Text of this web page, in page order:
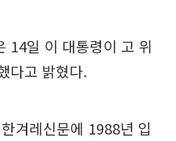
14일 이 대통령이 고 위
다고 밝혔다.
겨레신문에 1988년 입